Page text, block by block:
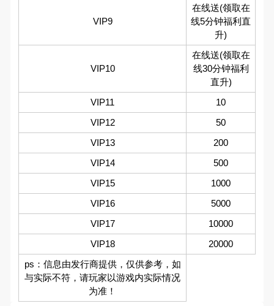
VIP9
在线送(领取在
线5分钟福利直
升)
VIP10
在线送(领取在
线30分钟福利
直升)
VIP11
10
VIP12
50
VIP13
200
VIP14
500
VIP15
1000
VIP16
5000
VIP17
10000
VIP18
20000
ps：信息由发行商提供，仅供参考，如
与实际不符，请玩家以游戏内实际情况
为准！